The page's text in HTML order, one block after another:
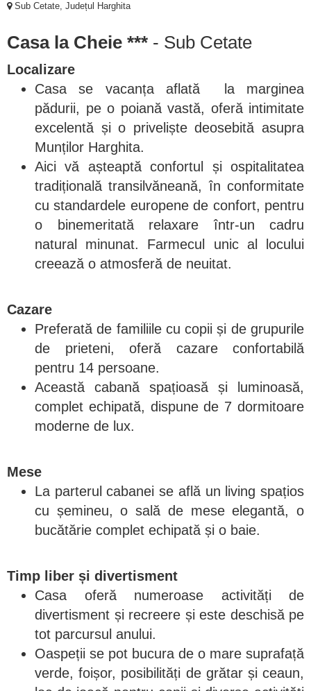
Sub Cetate, Județul Harghita
Casa la Cheie *** - Sub Cetate
Localizare
Casa se vacanța aflată la marginea
pădurii, pe o poiană vastă, oferă intimitate
excelentă și o priveliște deosebită asupra
Munților Harghita.
Aici vă așteaptă confortul și ospitalitatea
tradițională transilvăneană, în conformitate
cu standardele europene de confort, pentru
o binemeritată relaxare într-un cadru
natural minunat. Farmecul unic al locului
creează o atmosferă de neuitat.
Cazare
Preferată de familiile cu copii și de grupurile
de prieteni, oferă cazare confortabilă
pentru 14 persoane.
Această cabană spațioasă și luminoasă,
complet echipată, dispune de 7 dormitoare
moderne de lux.
Mese
La parterul cabanei se află un living spațios
cu șemineu, o sală de mese elegantă, o
bucătărie complet echipată și o baie.
Timp liber și divertisment
Casa oferă numeroase activități de
divertisment și recreere și este deschisă pe
tot parcursul anului.
Oaspeții se pot bucura de o mare suprafață
verde, foișor, posibilități de grătar și ceaun,